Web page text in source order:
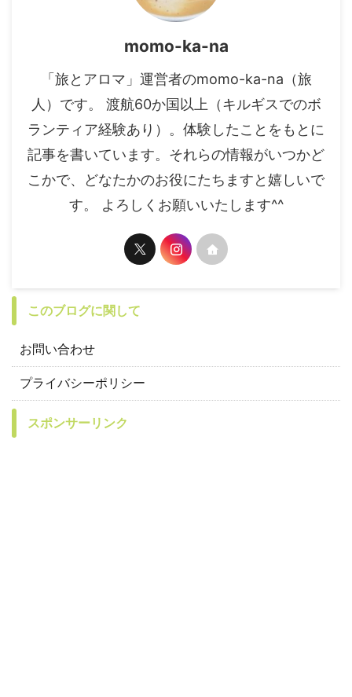
momo-ka-na
「旅とアロマ」運営者のmomo-ka-na（旅
人）です。 渡航60か国以上（キルギスでのボ
ランティア経験あり）。体験したことをもとに
記事を書いています。それらの情報がいつかど
こかで、どなたかのお役にたちますと嬉しいで
す。 よろしくお願いいたします^^
このブログに関して
お問い合わせ
プライバシーポリシー
スポンサーリンク